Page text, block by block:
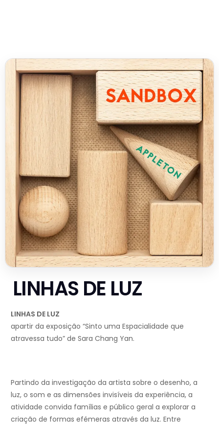
LINHAS DE LUZ
LINHAS DE LUZ
apartir da exposição “Sinto uma Espacialidade que
atravessa tudo” de Sara Chang Yan.
Partindo da investigação da artista sobre o desenho, a
luz, o som e as dimensões invisíveis da experiência, a
atividade convida famílias e público geral a explorar a
criação de formas efémeras através da luz. Entre